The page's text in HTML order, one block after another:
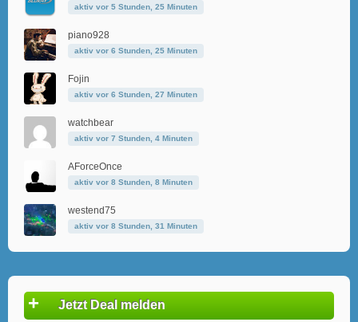
aktiv vor 5 Stunden, 25 Minuten
piano928
aktiv vor 6 Stunden, 25 Minuten
Fojin
aktiv vor 6 Stunden, 27 Minuten
watchbear
aktiv vor 7 Stunden, 4 Minuten
AForceOnce
aktiv vor 8 Stunden, 8 Minuten
westend75
aktiv vor 8 Stunden, 31 Minuten
+ Jetzt Deal melden